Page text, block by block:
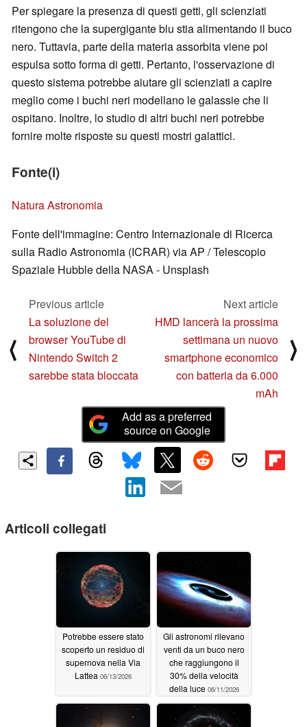
Per spiegare la presenza di questi getti, gli scienziati
ritengono che la supergigante blu stia alimentando il buco
nero. Tuttavia, parte della materia assorbita viene poi
espulsa sotto forma di getti. Pertanto, l'osservazione di
questo sistema potrebbe aiutare gli scienziati a capire
meglio come i buchi neri modellano le galassie che li
ospitano. Inoltre, lo studio di altri buchi neri potrebbe
fornire molte risposte su questi mostri galattici.
Fonte(i)
Natura Astronomia
Fonte dell'immagine: Centro Internazionale di Ricerca
sulla Radio Astronomia (ICRAR) via AP / Telescopio
Spaziale Hubble della NASA - Unsplash
⟨
Previous article
La soluzione del
browser YouTube di
Nintendo Switch 2
sarebbe stata bloccata
Next article
HMD lancerà la prossima
settimana un nuovo
smartphone economico
con batteria da 6.000
mAh
⟩
Add as a preferred
source on Google
Articoli collegati
Potrebbe essere stato
scoperto un residuo di
supernova nella Via
Lattea 06/13/2026
Gli astronomi rilevano
venti da un buco nero
che raggiungono il
30% della velocità
della luce 06/11/2026